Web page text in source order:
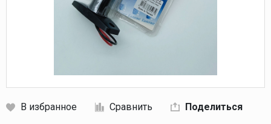
В избранное Сравнить Поделиться